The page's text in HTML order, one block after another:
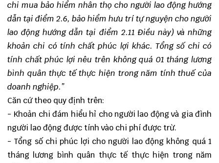
chi mua bảo hiểm nhân thọ cho người lao động hướng
dẫn tại điểm 2.6, bảo hiểm hưu trí tự nguyện cho người
lao động hướng dẫn tại điểm 2.11 Điều này)và những
khoản chi có tính chất phúc lợi khác. Tổng số chi có
tính chất phúc lợi nêu trên không quá 01 tháng lương
bình quân thực tế thực hiện trong năm tính thuế của
doanh nghiệp.”
Căn cứ theo quy định trên:
- Khoản chi đám hiểu hỉ cho người lao động và gia đình
người lao động được tính vào chi phí được trừ.
- Tổng số chi phúc lợi cho người lao động không quá 1
tháng lương bình quân thực tế thực hiện trong năm